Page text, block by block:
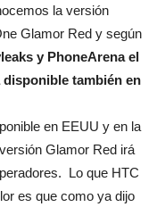
la versión
Glamor Red y según
y PhoneArena el
también en
en EEUU y en la
Glamor Red irá
Lo que HTC
es que como ya dijo